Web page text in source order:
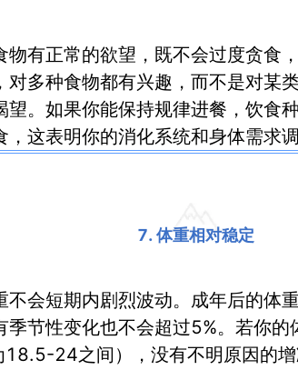
物有正常的欲望，既不会过度贪食
对多种食物都有兴趣，而不是对某
望。如果你能保持规律进餐，饮食
，这表明你的消化系统和身体需求
7. 体重相对稳定
不会短期内剧烈波动。成年后的体
季节性变化也不会超过5%。若你的
18.5-24之间），没有不明原因的